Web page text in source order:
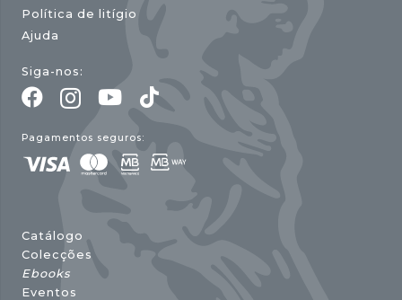
Política de litígio
Ajuda
Siga-nos:
Pagamentos seguros:
Catálogo
Colecções
Ebooks
Eventos